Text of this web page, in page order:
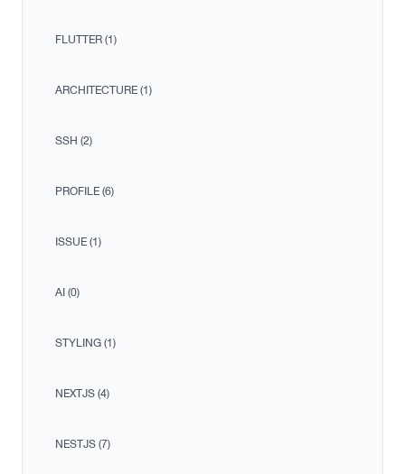
FLUTTER (1)
ARCHITECTURE (1)
SSH (2)
PROFILE (6)
ISSUE (1)
AI (0)
STYLING (1)
NEXTJS (4)
NESTJS (7)